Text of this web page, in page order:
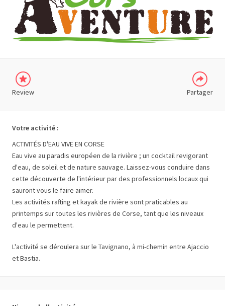
Review Partager
GOOGLE
Votre activité :
ACTIVITÉS D'EAU VIVE EN CORSE
Eau vive au paradis européen de la rivière ; un cocktail revigorant
d'eau, de soleil et de nature sauvage. Laissez-vous conduire dans
cette découverte de l'intérieur par des professionnels locaux qui
sauront vous le faire aimer.
Les activités rafting et kayak de rivière sont praticables au
printemps sur toutes les rivières de Corse, tant que les niveaux
d'eau le permettent.
L'activité se déroulera sur le Tavignano, à mi-chemin entre Ajaccio
et Bastia.